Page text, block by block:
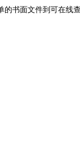
书面文件到可在线查